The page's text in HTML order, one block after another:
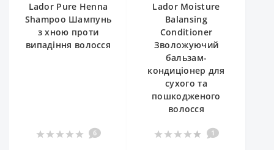
Lador Pure Henna
Shampoo Шампунь
з хною проти
випадіння волосся
6
Lador Moisture
Balansing
Conditioner
Зволожуючий
бальзам-
кондиціонер для
сухого та
пошкодженого
волосся
1